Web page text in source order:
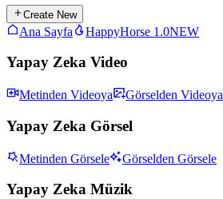
Create New
Ana Sayfa HappyHorse 1.0NEW
Yapay Zeka Video
Metinden Videoya Görselden Videoya
Yapay Zeka Görsel
Metinden Görsele Görselden Görsele
Yapay Zeka Müzik